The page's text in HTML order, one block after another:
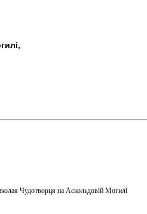
Чудотворця на Аскольдовій Могилі